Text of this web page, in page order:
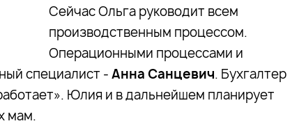
Сейчас Ольга руководит всем
производственным процессом.
Операционными процессами и
специалист - Анна Санцевич. Бухгалтер
Юлия и в дальнейшем планирует
мам.